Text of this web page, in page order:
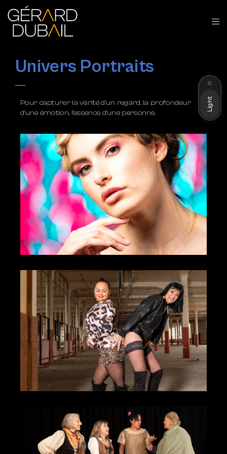
Univers Portraits
Pour capturer la vérité d’un regard, la profondeur
d’une émotion, l’essence d’une personne.
Light
Dark